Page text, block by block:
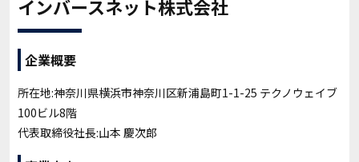
インバースネット株式会社
企業概要
所在地:神奈川県横浜市神奈川区新浦島町1-1-25 テクノウェイブ
100ビル8階
代表取締役社長:山本 慶次郎